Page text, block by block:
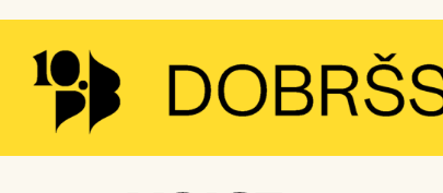
Přeskočit
obsah